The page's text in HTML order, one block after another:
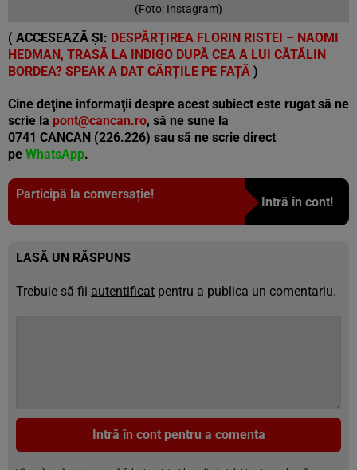
(Foto: Instagram)
( ACCESEAZĂ ȘI: DESPĂRȚIREA FLORIN RISTEI – NAOMI
HEDMAN, TRASĂ LA INDIGO DUPĂ CEA A LUI CĂTĂLIN
BORDEA? SPEAK A DAT CĂRȚILE PE FAȚĂ )
Cine deţine informaţii despre acest subiect este rugat să ne
scrie la pont@cancan.ro, să ne sune la
0741 CANCAN (226.226) sau să ne scrie direct
pe WhatsApp.
Participă la conversație!
Intră în cont!
LASĂ UN RĂSPUNS
Trebuie să fii autentificat pentru a publica un comentariu.
Intră în cont pentru a comenta